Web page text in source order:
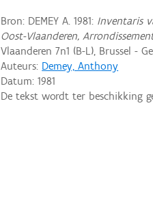
Bron: DEMEY A. 1981: Inventaris
Oost-Vlaanderen,
Vlaanderen 7n1 (B-L), Brussel -
Auteurs: Demey, Anthony
Datum:1981
De tekst wordt ter beschikking